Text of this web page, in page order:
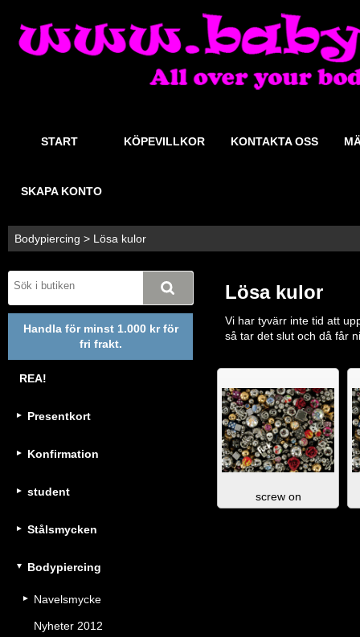
START KÖPEVILLKOR KONTAKTA OSS
SKAPA KONTO
Bodypiercing > Lösa kulor
Handla för minst 1.000 kr för
fri frakt.
REA!
Presentkort
Konfirmation
student
Stålsmycken
Bodypiercing
Navelsmycke
Nyheter 2012
Lösa kulor
Vi har tyvärr inte tid att
så tar det slut och då får
screw on